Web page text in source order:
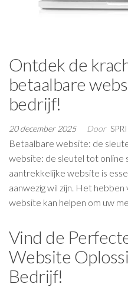
Ontdek de
betaalbare
bedrijf!
20 december 2025 Door
Betaalbare website: de
website: de sleutel tot online
aantrekkelijke website is
aanwezig wil zijn. Het
website kan helpen om uw
Vind de
Website
Bedrijf!